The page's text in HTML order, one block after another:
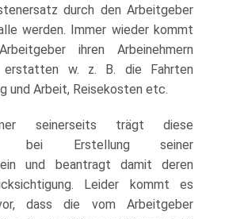
durch den Arbeitgeber
werden. Immer wieder kommt
ihren Arbeinehmern
erstatten w. z. B. die Fahrten
und Arbeit, Reisekosten etc.
seinerseits trägt diese
bei Erstellung seiner
ein und beantragt damit deren
Leider kommt es
dass die vom Arbeitgeber